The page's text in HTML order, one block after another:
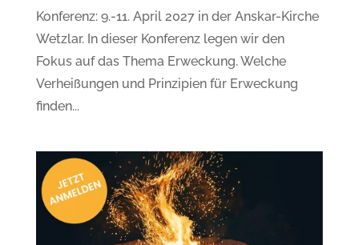
Konferenz: 9.-11. April 2027 in der Anskar-Kirche
Wetzlar. In dieser Konferenz legen wir den
Fokus auf das Thema Erweckung. Welche
Verheißungen und Prinzipien für Erweckung
finden...